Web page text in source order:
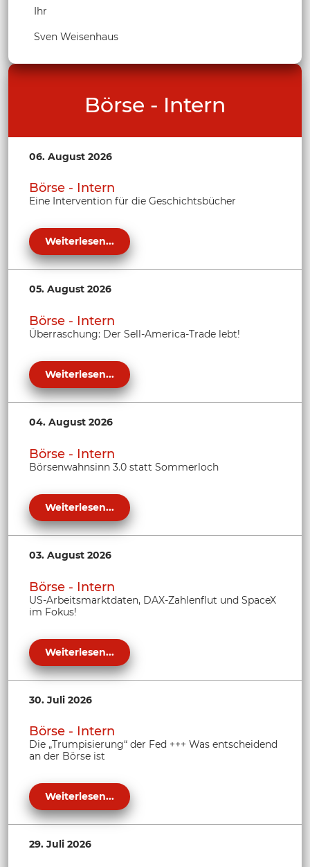
Ihr
Sven Weisenhaus
Börse - Intern
06. August 2026
Börse - Intern
Eine Intervention für die Geschichtsbücher
Weiterlesen...
05. August 2026
Börse - Intern
Überraschung: Der Sell-America-Trade lebt!
Weiterlesen...
04. August 2026
Börse - Intern
Börsenwahnsinn 3.0 statt Sommerloch
Weiterlesen...
03. August 2026
Börse - Intern
US-Arbeitsmarktdaten, DAX-Zahlenflut und SpaceX
im Fokus!
Weiterlesen...
30. Juli 2026
Börse - Intern
Die „Trumpisierung“ der Fed +++ Was entscheidend
an der Börse ist
Weiterlesen...
29. Juli 2026